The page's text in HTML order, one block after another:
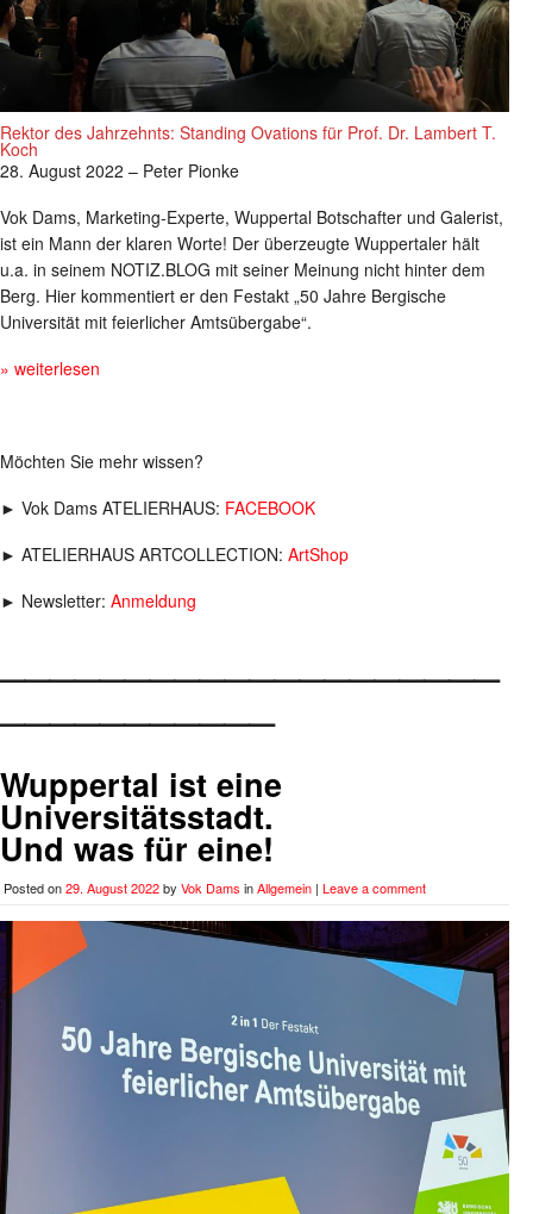
Rektor des Jahrzehnts: Standing Ovations für Prof. Dr. Lambert T.
Koch
28. August 2022 – Peter Pionke
Vok Dams, Marketing-Experte, Wuppertal Botschafter und Galerist,
ist ein Mann der klaren Worte! Der überzeugte Wuppertaler hält
u.a. in seinem NOTIZ.BLOG mit seiner Meinung nicht hinter dem
Berg. Hier kommentiert er den Festakt „50 Jahre Bergische
Universität mit feierlicher Amtsübergabe“.
» weiterlesen
Möchten Sie mehr wissen?
► Vok Dams ATELIERHAUS: FACEBOOK
► ATELIERHAUS ARTCOLLECTION: ArtShop
► Newsletter: Anmeldung
___________
Wuppertal ist eine
Universitätsstadt.
Und was für eine!
Posted on29. August 2022by Vok Dams inAllgemein | Leave a comment